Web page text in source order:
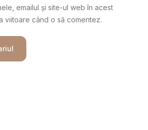
emailul și site-ul web în acest
viitoare când o să comentez.